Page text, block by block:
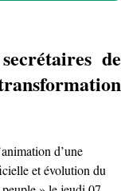
de
d’une
et évolution du